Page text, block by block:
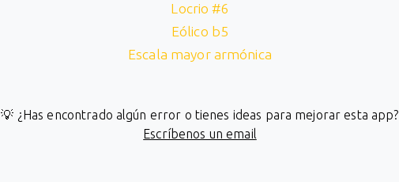
Locrio #6
Eólico b5
Escala mayor armónica
💡 ¿Has encontrado algún error o tienes ideas para mejorar esta app?
Escríbenos un email